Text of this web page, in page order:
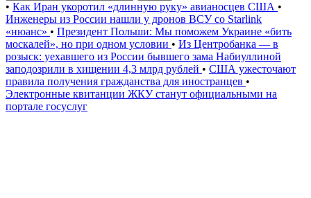
• Как Иран укоротил «длинную руку» авианосцев США •
Инженеры из России нашли у дронов ВСУ со Starlink
«нюанс» • Президент Польши: Мы поможем Украине «бить
москалей», но при одном условии • Из Центробанка — в
розыск: уехавшего из России бывшего зама Набиуллиной
заподозрили в хищении 4,3 млрд рублей • США ужесточают
правила получения гражданства для иностранцев •
Электронные квитанции ЖКУ станут официальными на
портале госуслуг